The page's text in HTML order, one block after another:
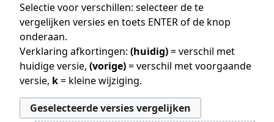
Selectie voor verschillen: selecteer de te
vergelijken versies en toets ENTER of de knop
onderaan.
Verklaring afkortingen: (huidig)= verschil met
huidige versie, (vorige)= verschil met voorgaande
versie, k= kleine wijziging.